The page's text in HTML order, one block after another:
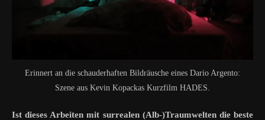
Erinnert an die schauderhaften Bildräusche eines Dario Argento:
Szene aus Kevin Kopackas Kurzfilm HADES.
Ist dieses Arbeiten mit surrealen (Alb-)Traumwelten die beste